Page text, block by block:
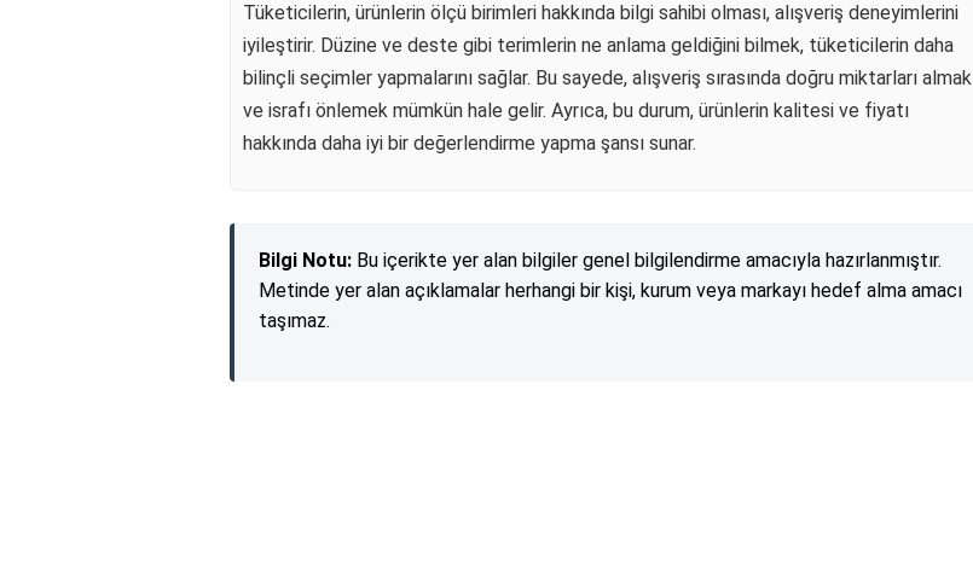
Tüketicilerin, ürünlerin ölçü birimleri hakkında bilgi sahibi olması, alışveriş deneyimlerini
iyileştirir. Düzine ve deste gibi terimlerin ne anlama geldiğini bilmek, tüketicilerin daha
bilinçli seçimler yapmalarını sağlar. Bu sayede, alışveriş sırasında doğru miktarları almak
ve israfı önlemek mümkün hale gelir. Ayrıca, bu durum, ürünlerin kalitesi ve fiyatı
hakkında daha iyi bir değerlendirme yapma şansı sunar.
Bilgi Notu: Bu içerikte yer alan bilgiler genel bilgilendirme amacıyla hazırlanmıştır.
Metinde yer alan açıklamalar herhangi bir kişi, kurum veya markayı hedef alma amacı
taşımaz.